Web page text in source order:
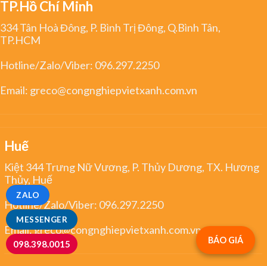
MESSENGER
ZALO
098.398.0015
TP.Hồ Chí Minh
334 Tân Hoà Đông, P. Bình Trị Đông, Q.Bình Tân,
TP.HCM
Hotline/Zalo/Viber: 096.297.2250
Email: greco@congnghiepvietxanh.com.vn
Huế
Kiệt 344 Trưng Nữ Vương, P. Thủy Dương, TX. Hương
Thủy, Huế
Hotline/Zalo/Viber: 096.297.2250
Email:greco@congnghiepvietxanh.com.vn
BÁO GIÁ